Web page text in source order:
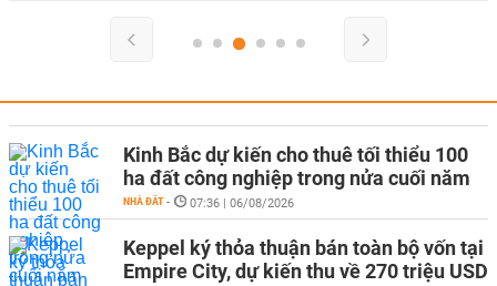
Kinh Bắc dự kiến cho thuê tối thiểu 100
ha đất công nghiệp trong nửa cuối năm
NHÀ ĐẤT - 07:36 | 06/08/2026
Keppel ký thỏa thuận bán toàn bộ vốn tại
Empire City, dự kiến thu về 270 triệu USD